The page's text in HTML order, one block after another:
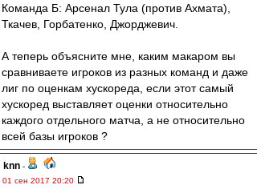
Команда Б: Арсенал Тула (против Ахмата),
Ткачев, Горбатенко, Джорджевич.
А теперь объясните мне, каким макаром вы
сравниваете игроков из разных команд и даже
лиг по оценкам хускореда, если этот самый
хускоред выставляет оценки относительно
каждого отдельного матча, а не относительно
всей базы игроков ?
knn -
01 сен 2017 20:20